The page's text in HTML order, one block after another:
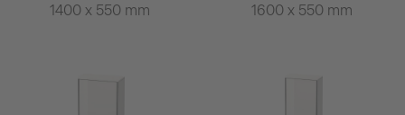
1400 x 550 mm 1600 x 550 mm